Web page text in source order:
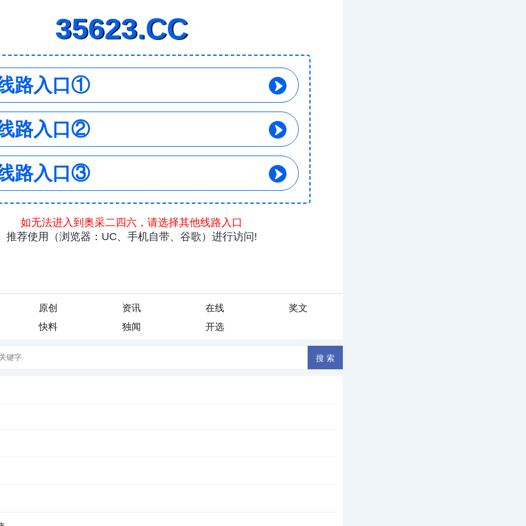
原创 资讯 在线
奖文
快料 独闻 开选
一阵风， 我会轻柔的吹过游子的脸庞， 像母亲般抚慰他漂泊的心灵。 假如有一天， 我变
的浇灌久旱的粮田， 让干涸的良苗尽情享受绵绵...
首诗读出相遇 倾听你那温暖的呼吸 我的文字带孤独治愈 是否将你旋入相思的诗章 读出缺
酿已久相惜 生命中那人，会不会把我弄丢？ 这...
没想过 会离幸福这么遥远 当我疲惫不堪时 站在皎洁的月亮下 被风呛得咳嗽了数声 遥远的